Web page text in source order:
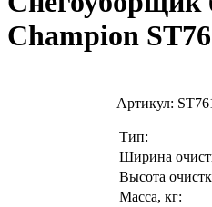
Champion
Артикул:
Тип:
Ширина
Высота
Масса, кг: